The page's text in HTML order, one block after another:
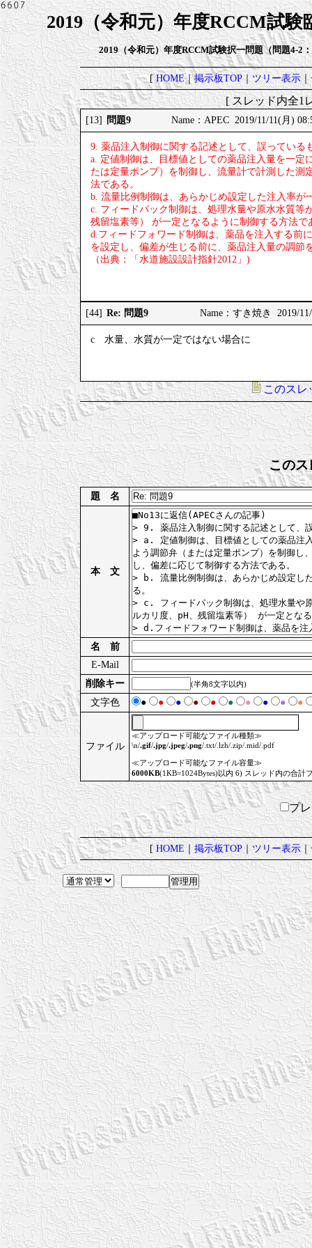
2019（令和元）年度RCCM試
2019（令和元）年度RCCM試験択一問題（問題4-2
[HOME｜掲示板TOP｜ ツリー表示｜
[ スレッド内全
[13] 問題9 Name：APEC 2019/11/11(月)
9. 薬品注入制御に関する記述として、誤っている
a. 定値制御は、目標値としての薬品注入量を一
たは定量ポンプ）を制御し、流量計で計測した
法である。
b. 流量比例制御は、あらかじめ設定した注入率
c. フィードパック制御は、処理水量や原水水質等
残留塩素等） が一定となるように制御する方法で
d.フィードフォワード制御は、薬品を注入する前
を設定し、偏差が生じる前に、薬品注入量の調節
（出典：「水道施設設計指針2012」)
[44] Re: 問題9 Name：すき焼き 2019/
c 水量、水質が一定ではない場合に
このスレ
このス
題 名
本 文
名 前
E-Mail
削除キー
(半角8文字以内)
文字色 ● ● ● ● ● ● ● ● ● ●
ファイル
≪アップロード可能なファイル種類≫
\n/.gif/.jpg/.jpeg/.png/.txt/.lzh/.zip/.mid/.pdf
≪アップロード可能なファイル容量≫
6000KB(1KB=1024Bytes)以内 6) スレッド内の合計
プ
[HOME｜掲示板TOP｜ツリー表示｜